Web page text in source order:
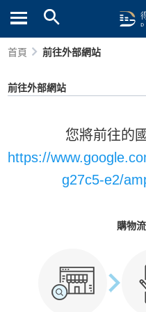
首頁 前往外部網站
前往外部網站
您將前往的
https://
g27c5-e2/
購物